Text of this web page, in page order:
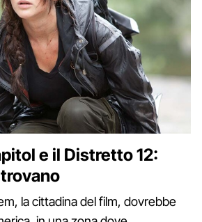
e il Distretto 12:
la cittadina del film, dovrebbe